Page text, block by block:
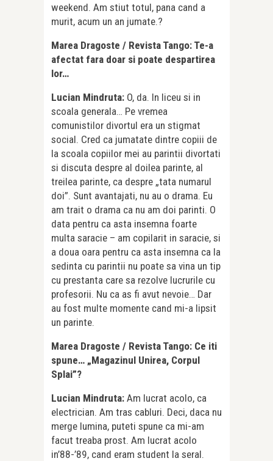
weekend. Am stiut totul, pana cand a
murit, acum un an jumate.?
Marea Dragoste / Revista Tango: Te-a
afectat fara doar si poate despartirea
lor…
Lucian Mindruta: O, da. In liceu si in
scoala generala… Pe vremea
comunistilor divortul era un stigmat
social. Cred ca jumatate dintre copiii de
la scoala copiilor mei au parintii divortati
si discuta despre al doilea parinte, al
treilea parinte, ca despre „tata numarul
doi”. Sunt avantajati, nu au o drama. Eu
am trait o drama ca nu am doi parinti. O
data pentru ca asta insemna foarte
multa saracie – am copilarit in saracie, si
a doua oara pentru ca asta insemna ca la
sedinta cu parintii nu poate sa vina un tip
cu prestanta care sa rezolve lucrurile cu
profesorii. Nu ca as fi avut nevoie… Dar
au fost multe momente cand mi-a lipsit
un parinte.
Marea Dragoste / Revista Tango: Ce iti
spune… „Magazinul Unirea, Corpul
Splai”?
Lucian Mindruta: Am lucrat acolo, ca
electrician. Am tras cabluri. Deci, daca nu
merge lumina, puteti spune ca mi-am
facut treaba prost. Am lucrat acolo
in’88-’89, cand eram student la seral.